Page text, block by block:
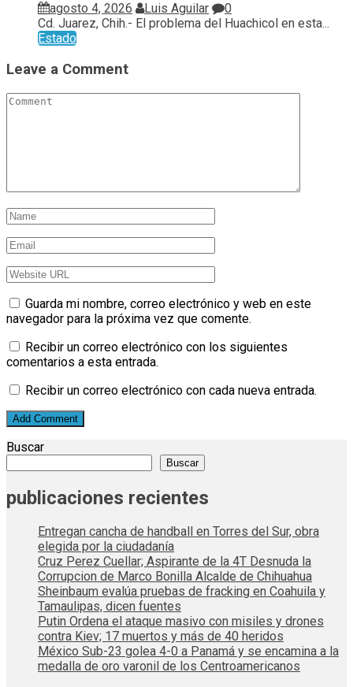
agosto 4, 2026 Luis Aguilar
0
Cd. Juarez, Chih.- El problema del Huachicol en esta...
Estado
Leave a Comment
Guarda mi nombre, correo electrónico y web en este
navegador para la próxima vez que comente.
Recibir un correo electrónico con los siguientes
comentarios a esta entrada.
Recibir un correo electrónico con cada nueva entrada.
Buscar
Buscar
publicaciones recientes
Entregan cancha de handball en Torres del Sur, obra
elegida por la ciudadanía
Cruz Perez Cuellar; Aspirante de la 4T Desnuda la
Corrupcion de Marco Bonilla Alcalde de Chihuahua
Sheinbaum evalúa pruebas de fracking en Coahuila y
Tamaulipas, dicen fuentes
Putin Ordena el ataque masivo con misiles y drones
contra Kiev; 17 muertos y más de 40 heridos
México Sub-23 golea 4-0 a Panamá y se encamina a la
medalla de oro varonil de los Centroamericanos